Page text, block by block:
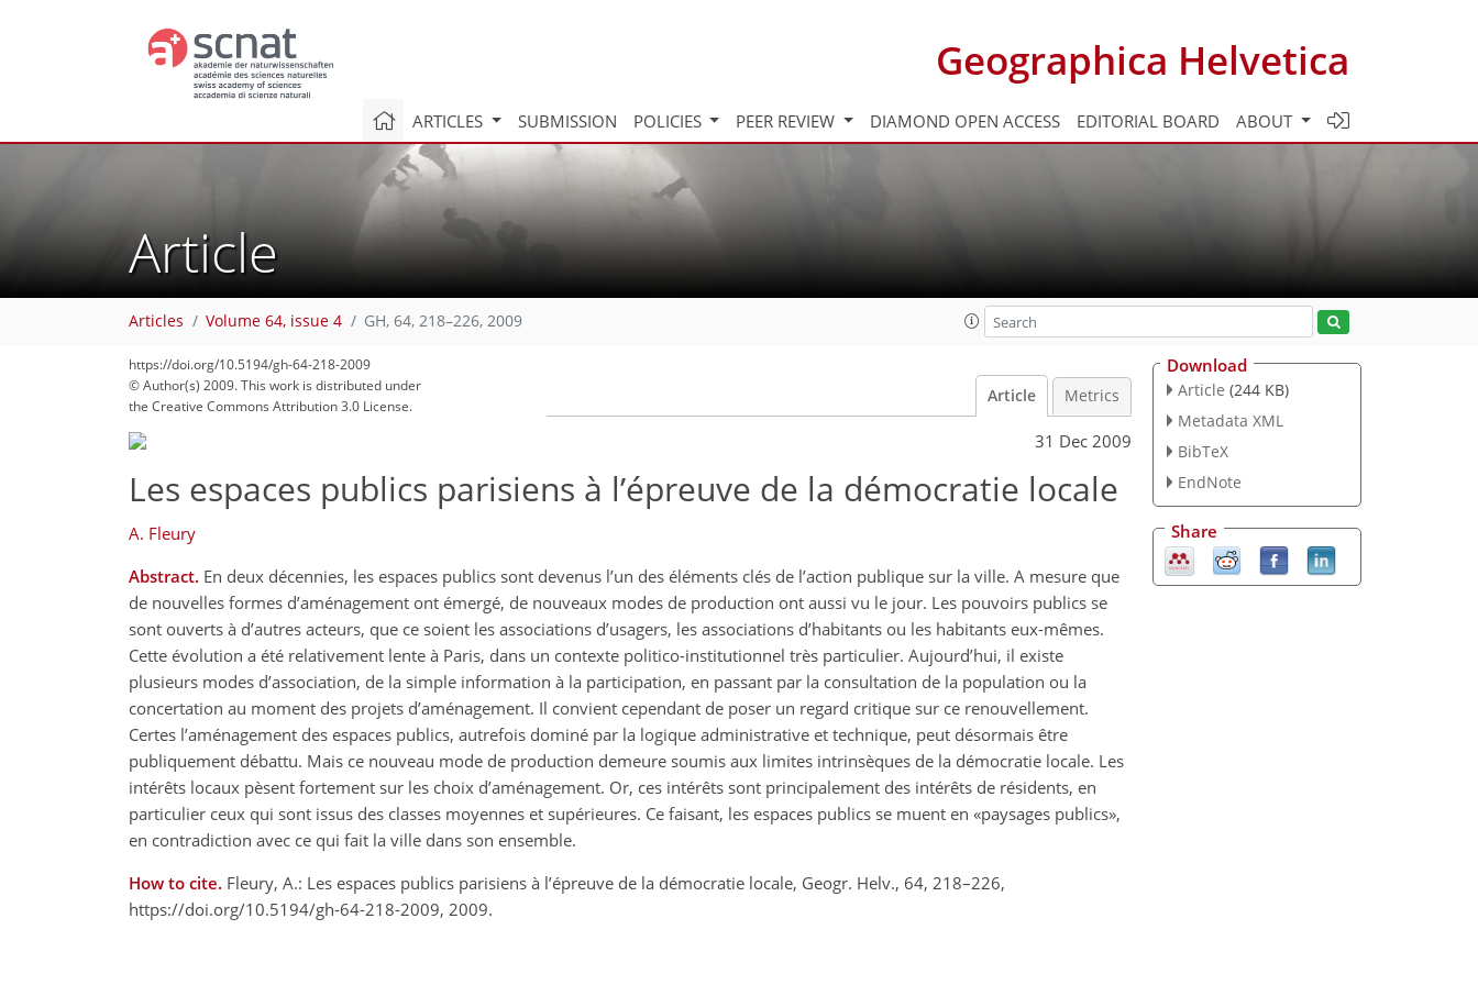
Geographica Helvetica
ARTICLES SUBMISSION POLICIES PEER REVIEW DIAMOND OPEN ACCESS EDITORIAL BOARD ABOUT
Article
Articles Volume 64, issue 4 GH, 64, 218–226, 2009
https://doi.org/10.5194/gh-64-218-2009
© Author(s) 2009. This work is distributed under
the Creative Commons Attribution 3.0 License.
Article Metrics
31 Dec 2009
Les espaces publics parisiens à l’épreuve de la démocratie locale
A. Fleury
Abstract. En deux décennies, les espaces publics sont devenus l’un des éléments clés de l’action publique sur la ville. A mesure que
de nouvelles formes d’aménagement ont émergé, de nouveaux modes de production ont aussi vu le jour. Les pouvoirs publics se
sont ouverts à d’autres acteurs, que ce soient les associations d’usagers, les associations d’habitants ou les habitants eux-mêmes.
Cette évolution a été relativement lente à Paris, dans un contexte politico-institutionnel très particulier. Aujourd’hui, il existe
plusieurs modes d’association, de la simple information à la participation, en passant par la consultation de la population ou la
concertation au moment des projets d’aménagement. Il convient cependant de poser un regard critique sur ce renouvellement.
Certes l’aménagement des espaces publics, autrefois dominé par la logique administrative et technique, peut désormais être
publiquement débattu. Mais ce nouveau mode de production demeure soumis aux limites intrinsèques de la démocratie locale. Les
intérêts locaux pèsent fortement sur les choix d’aménagement. Or, ces intérêts sont principalement des intérêts de résidents, en
particulier ceux qui sont issus des classes moyennes et supérieures. Ce faisant, les espaces publics se muent en «paysages publics»,
en contradiction avec ce qui fait la ville dans son ensemble.
How to cite. Fleury, A.: Les espaces publics parisiens à l’épreuve de la démocratie locale, Geogr. Helv., 64, 218–226,
https://doi.org/10.5194/gh-64-218-2009, 2009.
Download
Article (244 KB)
Metadata XML
BibTeX
EndNote
Share